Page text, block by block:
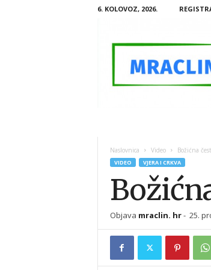
6. KOLOVOZ, 2026.
A
R
Naslovnica Video Božićna
VIDEO VJERA I CRKVA
Objava mraclin. hr- 25.